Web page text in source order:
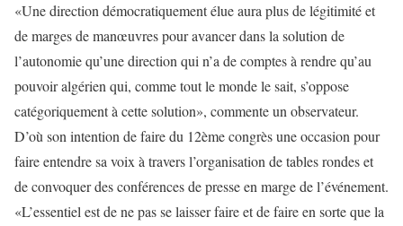
«Une direction démocratiquement élue aura plus de légitimité et
de marges de manœuvres pour avancer dans la solution de
l’autonomie qu’une direction qui n’a de comptes à rendre qu’au
pouvoir algérien qui, comme tout le monde le sait, s’oppose
catégoriquement à cette solution», commente un observateur.
D’où son intention de faire du 12ème congrès une occasion pour
faire entendre sa voix à travers l’organisation de tables rondes et
de convoquer des conférences de presse en marge de l’événement.
«L’essentiel est de ne pas se laisser faire et de faire en sorte que la